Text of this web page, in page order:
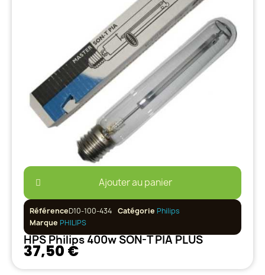
Ajouter au panier
RéférenceD10-100-434 Catégorie Philips
Marque PHILIPS
HPS Philips 400w SON-T PIA PLUS
37,50 €